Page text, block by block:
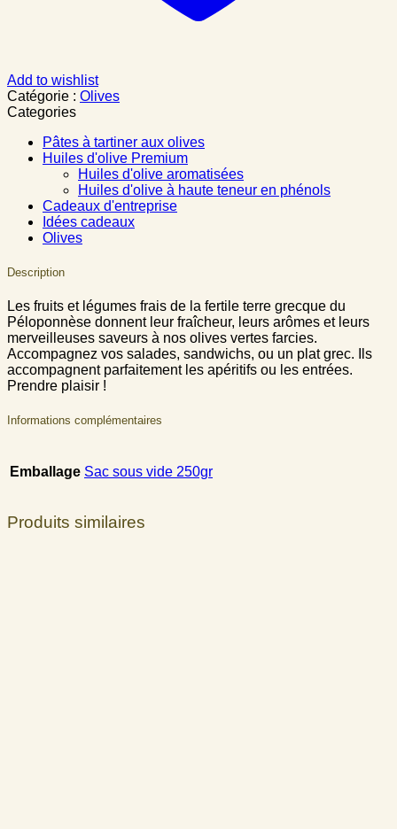
Add to wishlist
Catégorie : Olives
Categories
Pâtes à tartiner aux olives
Huiles d'olive Premium
Huiles d'olive aromatisées
Huiles d'olive à haute teneur en phénols
Cadeaux d'entreprise
Idées cadeaux
Olives
Description
Les fruits et légumes frais de la fertile terre grecque du
Péloponnèse donnent leur fraîcheur, leurs arômes et leurs
merveilleuses saveurs à nos olives vertes farcies.
Accompagnez vos salades, sandwichs, ou un plat grec. Ils
accompagnent parfaitement les apéritifs ou les entrées.
Prendre plaisir !
Informations complémentaires
Emballage Sac sous vide 250gr
Produits similaires